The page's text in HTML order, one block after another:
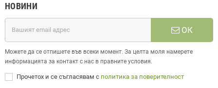
НОВИНИ
ОК
Можете да се отпишете във всеки момент. За целта моля намерете
информацията за контакт с нас в правните условия.
Прочетох и се съгласявам с политика за поверителност